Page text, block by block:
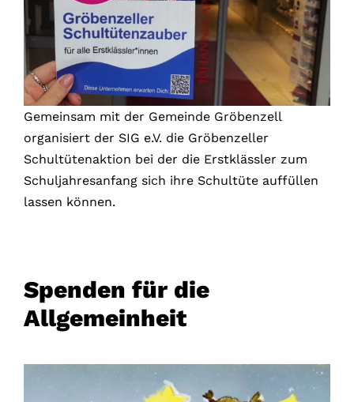
Gemeinsam mit der Gemeinde Gröbenzell
organisiert der SIG e.V. die Gröbenzeller
Schultütenaktion bei der die Erstklässler zum
Schuljahresanfang sich ihre Schultüte auffüllen
lassen können.
Spenden für die
Allgemeinheit